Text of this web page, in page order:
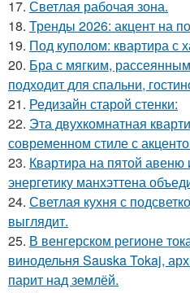
17. Светлая рабочая зона.
18. Тренды 2026: акцент на
19. Под куполом: квартира с
20. Бра с мягким,
подходит для спальни,
21. Редизайн старой стенки:
22. Эта двухкомнатная
современном стиле с
23. Квартира на пятой авеню
энергетику манхэттена
24. Светлая кухня с
выглядит.
25. В венгерском регионе
винодельня Sauska Tokaj,
парит над землёй.